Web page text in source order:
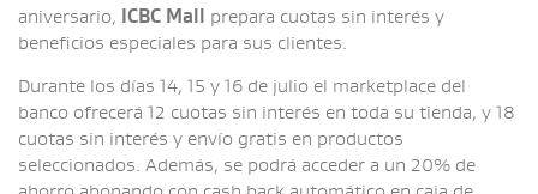
aniversario,
ICBC Mall
prepara cuotas sin interés y
beneficios especiales para sus clientes.
Durante los días 14, 15 y 16 de julio el marketplace del
banco ofrecerá 12 cuotas sin interés en toda su tienda, y 18
cuotas sin interés y envío gratis en productos
seleccionados. Además, se podrá acceder a un 20% de